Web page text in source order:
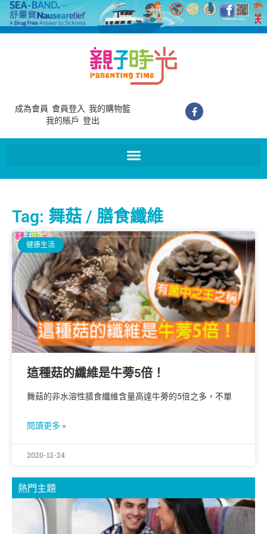
成為會員 會員登入 我的購物籃
我的賬戶 登出
Tag: 舞菇 / 膳食纖維
健康生活
這種菇的纖維是牛蒡5倍！
舞菇的非水溶性膳食纖維含量高達牛蒡的5倍之多，不單
閱讀更多 »
2020-12-24
熱門主題